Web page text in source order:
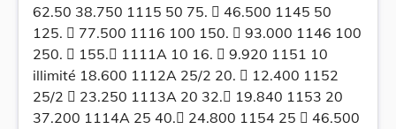
62.50 38.750 1115 50 75.  46.500 1145 50
125.  77.500 1116 100 150.  93.000 1146 100
250.  155. 1111A 10 16.  9.920 1151 10
illimité 18.600 1112A 25/2 20.  12.400 1152
25/2  23.250 1113A 20 32. 19.840 1153 20
37.200 1114A 25 40. 24.800 1154 25  46.500